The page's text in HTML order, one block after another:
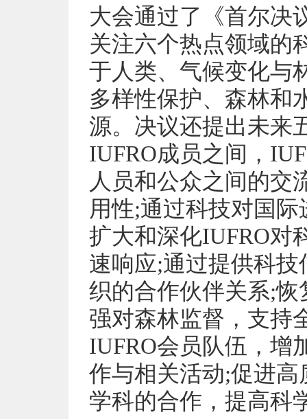
大会通过了《首尔决
关注六个热点领域的
于人类、气候变化与
多样性保护、森林和
源。决议还提出未来
IUFRO成员之间，
人员和公众之间的交
用性;通过科技对国
扩大和深化IUFRO对
速响应;通过提供科
织的合作伙伴关系;
强对森林监督，支持
IUFRO会员队伍，增
作与相关活动;促进
学科的合作，提高科